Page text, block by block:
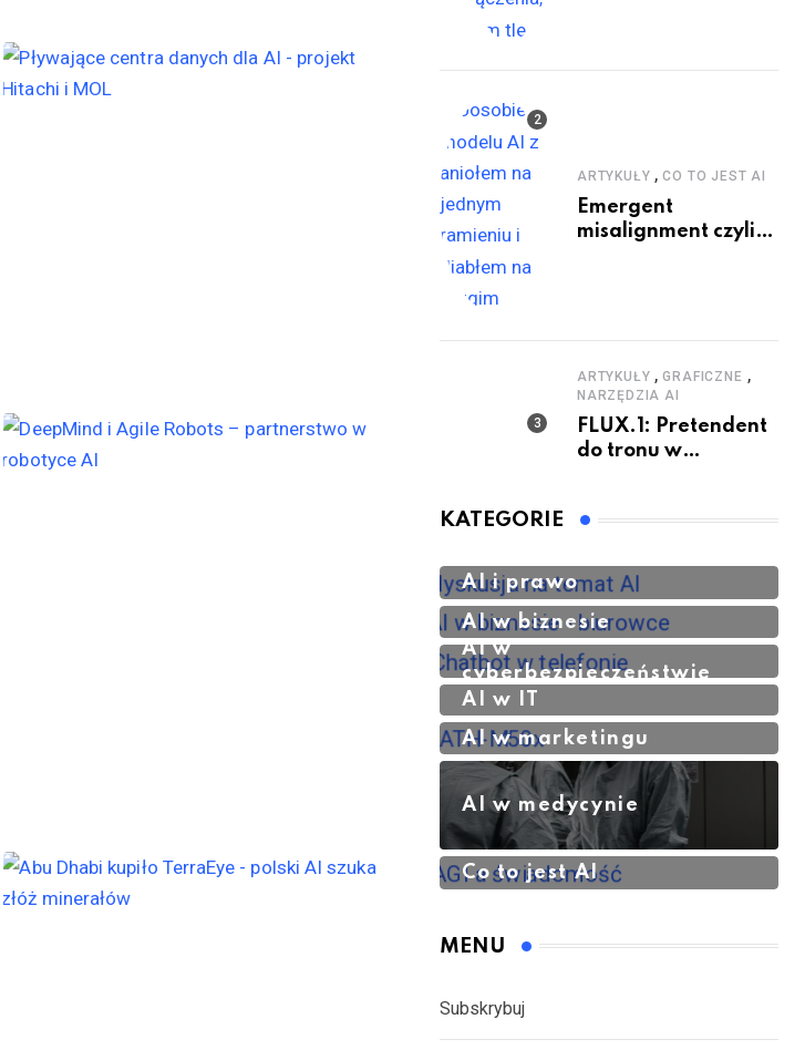
ARTYKUŁY ,CO TO JEST AI
Emergent
misalignment czyli
ARTYKUŁY ,GRAFICZNE ,
NARZĘDZIA AI
FLUX.1: Pretendent
do tronu w
KATEGORIE
AI i prawo
AI w biznesie
AI w
cyberbezpieczeństwie
AI w IT
AI w marketingu
AI w medycynie
Co to jest AI
MENU
Subskrybuj